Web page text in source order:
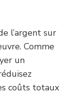
l’argent sur
Comme
un
coûts totaux